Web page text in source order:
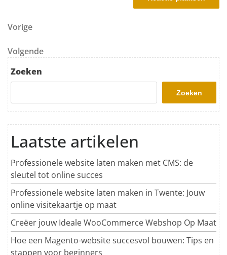
Berichtnavigatie
Vorig bericht
Vorige
Volgend bericht
Volgende
Zoeken
Zoeken
Laatste artikelen
Professionele website laten maken met CMS: de
sleutel tot online succes
Professionele website laten maken in Twente: Jouw
online visitekaartje op maat
Creëer jouw Ideale WooCommerce Webshop Op Maat
Hoe een Magento-website succesvol bouwen: Tips en
stappen voor beginners